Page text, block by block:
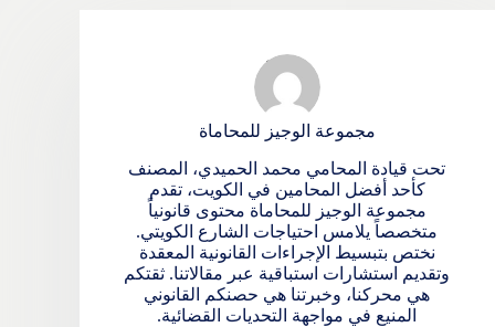
مجموعة الوجيز للمحاماة
تحت قيادة المحامي محمد الحميدي، المصنف
كأحد أفضل المحامين في الكويت، تقدم
مجموعة الوجيز للمحاماة محتوى قانونياً
متخصصاً يلامس احتياجات الشارع الكويتي.
نختص بتبسيط الإجراءات القانونية المعقدة
وتقديم استشارات استباقية عبر مقالاتنا. ثقتكم
هي محركنا، وخبرتنا هي حصنكم القانوني
المنيع في مواجهة التحديات القضائية.